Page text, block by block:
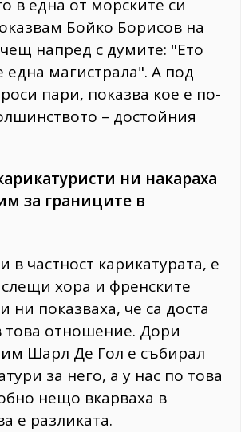
в една от морските си
Бойко Борисов на
напред с думите: "Ето
магистрала". А под
пари, показва кое е по-
– достойния
ни накараха
за границите в
в частност карикатурата, е
хора и френските
ни показваха, че са доста
това отношение. Дори
Шарл Де Гол е събирал
за него, а у нас по това
нещо вкарваха в
е разликата.